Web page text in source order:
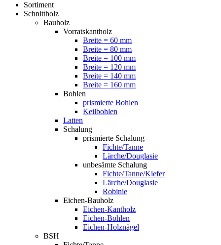
Sortiment
Schnittholz
Bauholz
Vorratskantholz
Breite = 60 mm
Breite = 80 mm
Breite = 100 mm
Breite = 120 mm
Breite = 140 mm
Breite = 160 mm
Bohlen
prismierte Bohlen
Keilbohlen
Latten
Schalung
prismierte Schalung
Fichte/Tanne
Lärche/Douglasie
unbesämte Schalung
Fichte/Tanne/Kiefer
Lärche/Douglasie
Robinie
Eichen-Bauholz
Eichen-Kantholz
Eichen-Bohlen
Eichen-Holznägel
BSH